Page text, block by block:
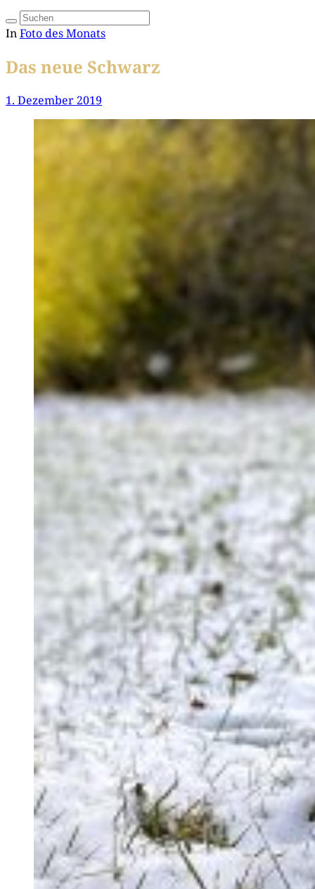
InFoto des Monats
Das neue Schwarz
1. Dezember 2019